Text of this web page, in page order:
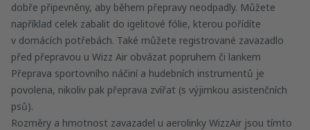
dobře připevněny, aby během přepravy neodpadly. Můžete
například celek zabalit do igelitové fólie, kterou pořídíte
v domácích potřebách. Také můžete registrované zavazadlo
před přepravou u Wizz Air obvázat popruhem či lankem
Přeprava sportovního náčiní a hudebních instrumentů je
povolena, nikoliv pak přeprava zvířat (s výjimkou asistenčních
psů).
Rozměry a hmotnost zavazadel u aerolinky WizzAir jsou tímto